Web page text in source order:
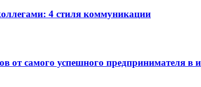
4 стиля коммуникации
от самого успешного предпринимателя в